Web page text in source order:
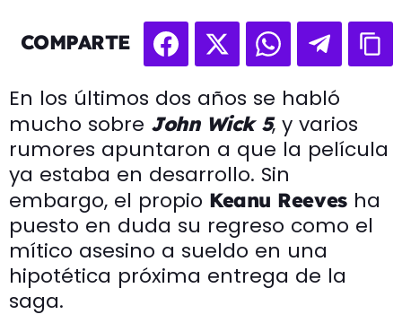
COMPARTE
En los últimos dos años se habló
mucho sobre John Wick 5, y varios
rumores apuntaron a que la película
ya estaba en desarrollo. Sin
embargo, el propio Keanu Reevesha
puesto en duda su regreso como el
mítico asesino a sueldo en una
hipotética próxima entrega de la
saga.